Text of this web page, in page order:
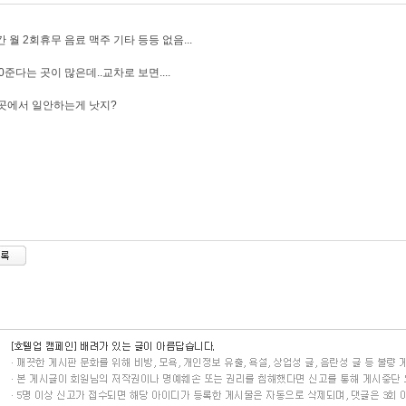
월 2회휴무 음료 맥주 기타 등등 없음...
준다는 곳이 많은데..교차로 보면....
에서 일안하는게 낫지?